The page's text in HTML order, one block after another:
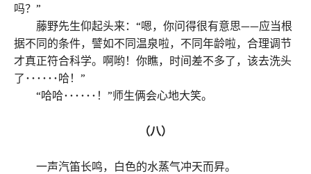
吗？”
藤野先生仰起头来：“嗯，你问得很有意思——应当根
据不同的条件，譬如不同温泉啦，不同年龄啦，合理调节
才真正符合科学。啊哟！你瞧，时间差不多了，该去洗头
了･･････哈！”
“哈哈･･････！”师生俩会心地大笑。
（八）
一声汽笛长鸣，白色的水蒸气冲天而昇。